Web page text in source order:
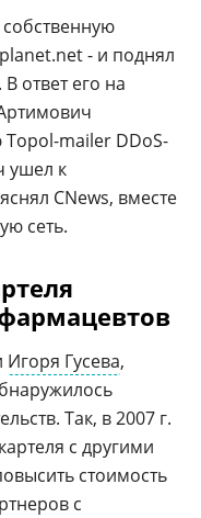
- и поднял
ответ его на
mailer DDoS-
ушел к
CNews, вместе
сеть.
Игоря Гусева,
Так, в 2007 г.
с другими
стоимость
с